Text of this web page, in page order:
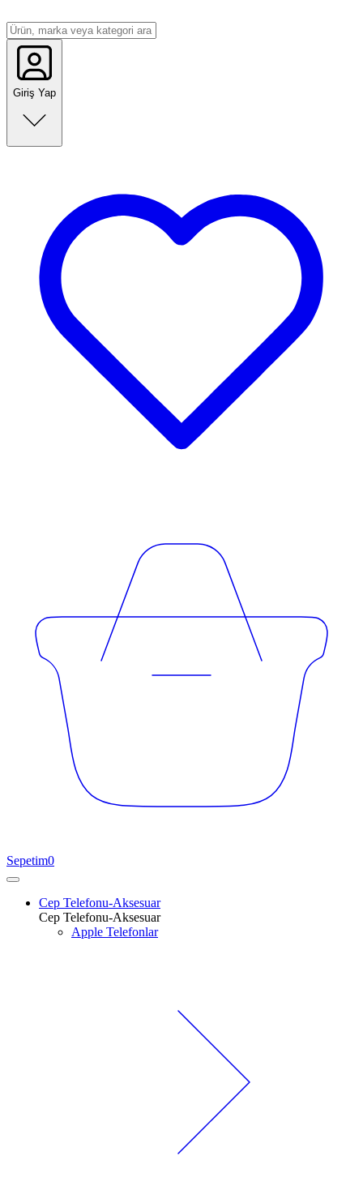
Giriş Yap
Sepetim0
Cep Telefonu-Aksesuar
Cep Telefonu-Aksesuar
Apple Telefonlar